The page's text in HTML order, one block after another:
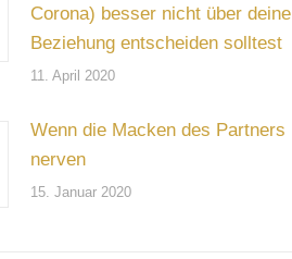
Corona) besser nicht über deine
Beziehung entscheiden solltest
11. April 2020
Wenn die Macken des Partners
nerven
15. Januar 2020